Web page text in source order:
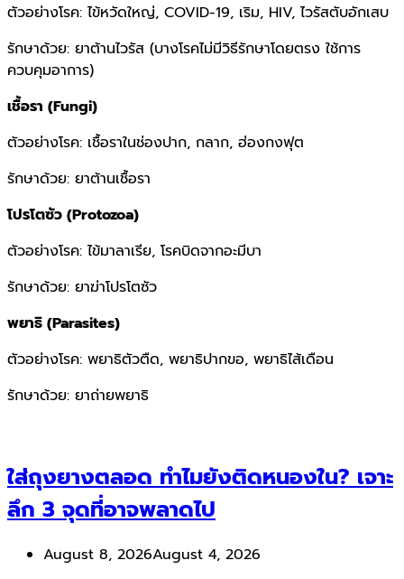
ตัวอย่างโรค: ไข้หวัดใหญ่, COVID-19, เริม, HIV, ไวรัสตับอักเสบ
รักษาด้วย: ยาต้านไวรัส (บางโรคไม่มีวิธีรักษาโดยตรง ใช้การ
ควบคุมอาการ)
เชื้อรา (Fungi)
ตัวอย่างโรค: เชื้อราในช่องปาก, กลาก, ฮ่องกงฟุต
รักษาด้วย: ยาต้านเชื้อรา
โปรโตซัว (Protozoa)
ตัวอย่างโรค: ไข้มาลาเรีย, โรคบิดจากอะมีบา
รักษาด้วย: ยาฆ่าโปรโตซัว
พยาธิ (Parasites)
ตัวอย่างโรค: พยาธิตัวตืด, พยาธิปากขอ, พยาธิไส้เดือน
รักษาด้วย: ยาถ่ายพยาธิ
ใส่ถุงยางตลอด ทำไมยังติดหนองใน? เจาะ
ลึก 3 จุดที่อาจพลาดไป
August 8, 2026August 4, 2026